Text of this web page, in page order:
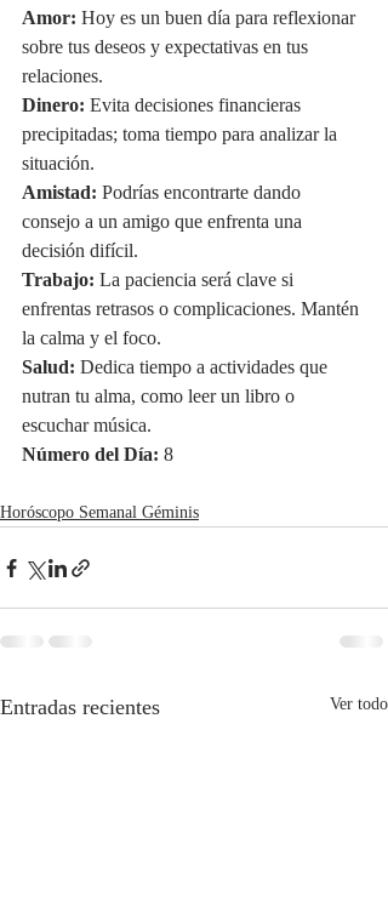
Amor: Hoy es un buen día para reflexionar
sobre tus deseos y expectativas en tus
relaciones.
Dinero: Evita decisiones financieras
precipitadas; toma tiempo para analizar la
situación.
Amistad: Podrías encontrarte dando
consejo a un amigo que enfrenta una
decisión difícil.
Trabajo: La paciencia será clave si
enfrentas retrasos o complicaciones. Mantén
la calma y el foco.
Salud: Dedica tiempo a actividades que
nutran tu alma, como leer un libro o
escuchar música.
Número del Día: 8
Horóscopo Semanal Géminis
Entradas recientes Ver todo